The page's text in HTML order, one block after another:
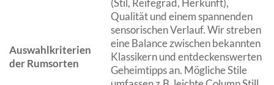
Auswahlkriterien
der Rumsorten
Qualität und einem spannenden
sensorischen Verlauf. Wir streben
eine Balance zwischen bekannten
Klassikern und entdeckenswerten
Geheimtipps an. Mögliche Stile